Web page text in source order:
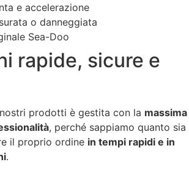
e accelerazione
o danneggiata
Sea-Doo
rapide, sicure e
prodotti è gestita con la massima
, perché sappiamo quanto sia
il proprio ordine in tempi rapidi e in
.